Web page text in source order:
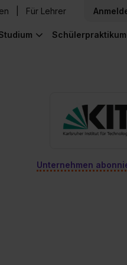
Für Lehrer
Schülerpraktikum
Unternehmen